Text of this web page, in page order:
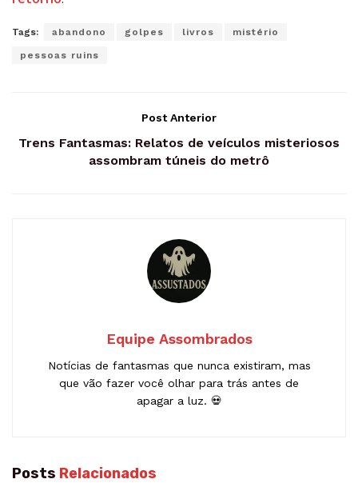
Tags: abandono golpes livros mistério
pessoas ruins
Post Anterior
Trens Fantasmas: Relatos de veículos misteriosos
assombram túneis do metrô
Equipe Assombrados
Notícias de fantasmas que nunca existiram, mas
que vão fazer você olhar para trás antes de
apagar a luz. 💀
Posts Relacionados